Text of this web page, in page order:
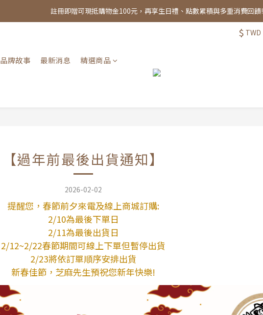
註冊即贈可現抵購物金100元，再享生日禮、點數累積與多重消費回饋!
註冊即贈可現抵購物金100元，再享生日禮、點數累積與多重消費回饋!
註冊即贈可現抵購物金100元，再享生日禮、點數累積與多重消費回饋!
$ TWD
品牌故事 最新消息
精選商品
【過年前最後出貨通知】
2026-02-02
提醒您，春節前夕來電及線上商城訂購:
2/10為最後下單日
2/11為最後出貨日
2/12~2/22春節期間可線上下單但暫停出貨
2/23將依訂單順序安排出貨
新春佳節，芝麻先生預祝您新年快樂!